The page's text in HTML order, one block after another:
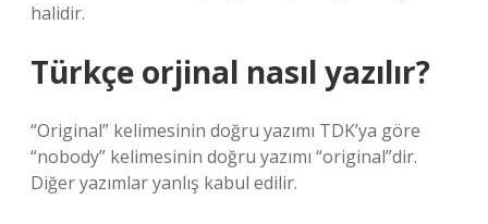
halidir.
Türkçe orjinal nasıl yazılır?
“Original” kelimesinin doğru yazımı TDK’ya göre
“nobody” kelimesinin doğru yazımı “original”dir.
Diğer yazımlar yanlış kabul edilir.